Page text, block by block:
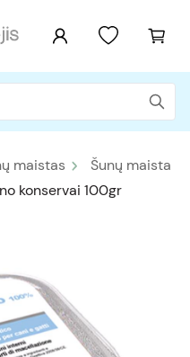
maistas
Šunų maista
konservai 100gr